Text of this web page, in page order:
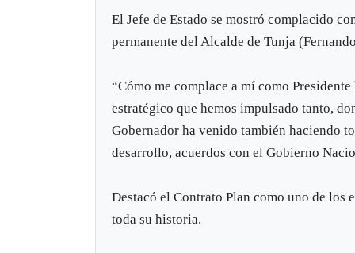
El Jefe de Estado se mostró complacido
permanente del Alcalde de Tunja
“Cómo me complace a mí como
estratégico que hemos impulsado tanto,
Gobernador ha venido también haciendo
desarrollo, acuerdos con el Gobierno
Destacó el Contrato Plan como uno de los
toda su historia.